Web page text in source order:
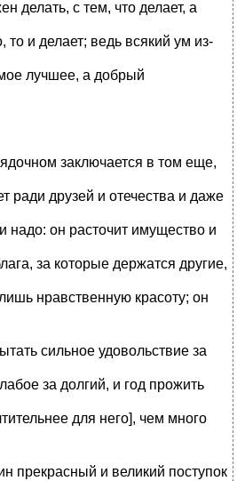
делать, с тем, что делает, а
и делает; ведь всякий ум из-
лучшее, а добрый
заключается в том еще,
ради друзей и отечества и даже
надо: он расточит имущество и
за которые держатся другие,
нравственную красоту; он
сильное удовольствие за
за долгий, и год прожить
для него], чем много
прекрасный и великий поступок